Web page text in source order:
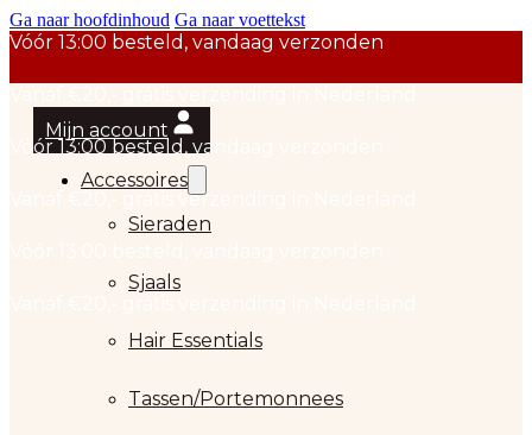
Ga naar hoofdinhoud Ga naar voettekst
Mijn account
Accessoires
Sieraden
Sjaals
Hair Essentials
Tassen/Portemonnees